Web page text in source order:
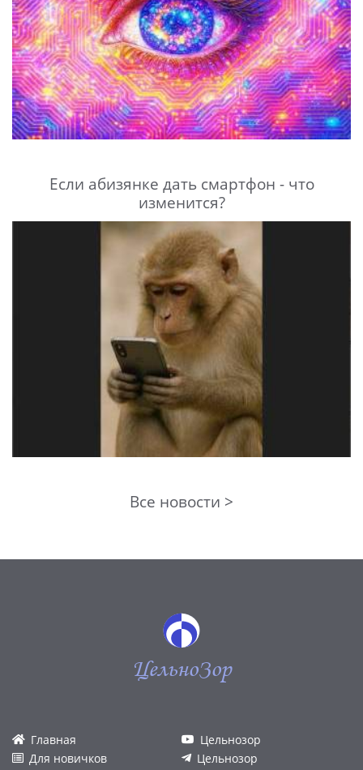
Если абизянке дать смартфон - что
изменится?
Все новости >
ЦельноЗор
Главная
Для новичков
Цельнозор
Цельнозор